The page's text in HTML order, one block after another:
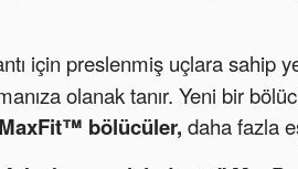
için preslenmiş uçlara sahip
olanak tanır. Yeni bir
MaxFit™ bölücüler, daha fazla